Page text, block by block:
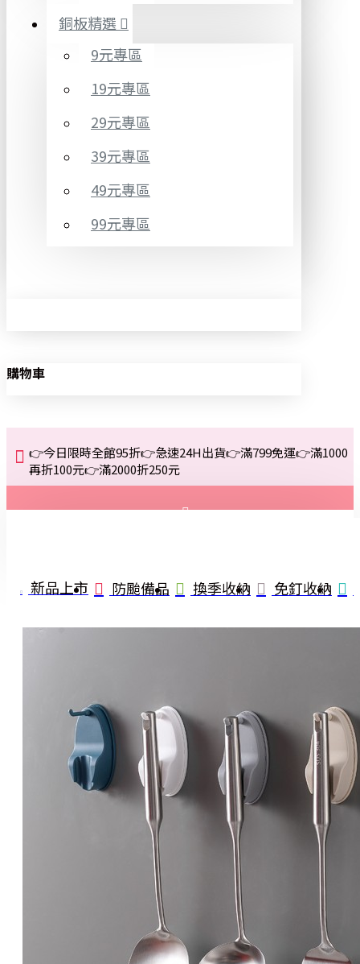
銅板精選
9元專區
19元專區
29元專區
39元專區
49元專區
99元專區
購物車
👉今日限時全館95折👉急速24H出貨👉滿799免運👉滿1000
再折100元👉滿2000折250元
註冊
詢問
新品上市 防颱備品 換季收納 免釘收納